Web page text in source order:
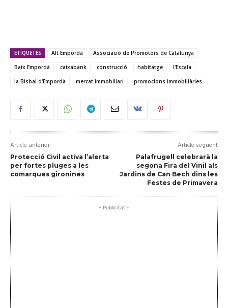
ETIQUETES Alt Empordà
Associació de Promotors de Catalunya
Baix Empordà
caixabank construcció habitatge
l'Escala
la Bisbal d'Empordà
mercat immobiliari promocions immobiliàries
Article anterior
Protecció Civil activa l’alerta
per fortes pluges a les
comarques gironines
Article següent
Palafrugell celebrarà la
segona Fira del Vinil als
Jardins de Can Bech dins les
Festes de Primavera
- Publicitat -